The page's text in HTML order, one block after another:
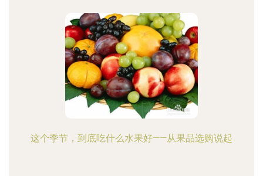
这个季节，到底吃什么水果好——从果品选购说起